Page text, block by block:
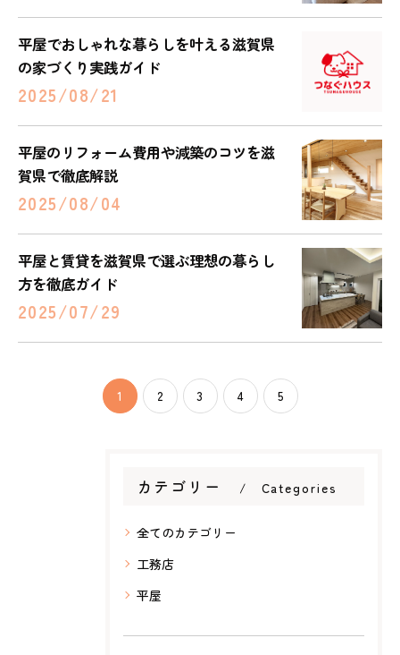
平屋でおしゃれな暮らしを叶える滋賀県
の家づくり実践ガイド
2025/08/21
平屋のリフォーム費用や減築のコツを滋
賀県で徹底解説
2025/08/04
平屋と賃貸を滋賀県で選ぶ理想の暮らし
方を徹底ガイド
2025/07/29
1 2 3 4 5
カテゴリー Categories
全てのカテゴリー
工務店
平屋